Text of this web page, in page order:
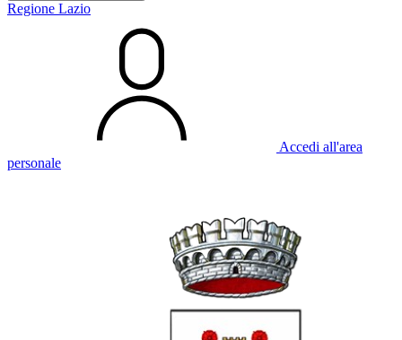
Regione Lazio
Accedi all'area
personale